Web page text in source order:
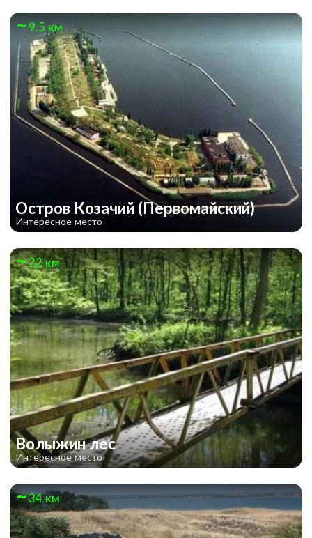
9.5 км
Остров Козачий (Первомайский)
Интересное место
22 км
Волыжин лес
Интересное место
34 км